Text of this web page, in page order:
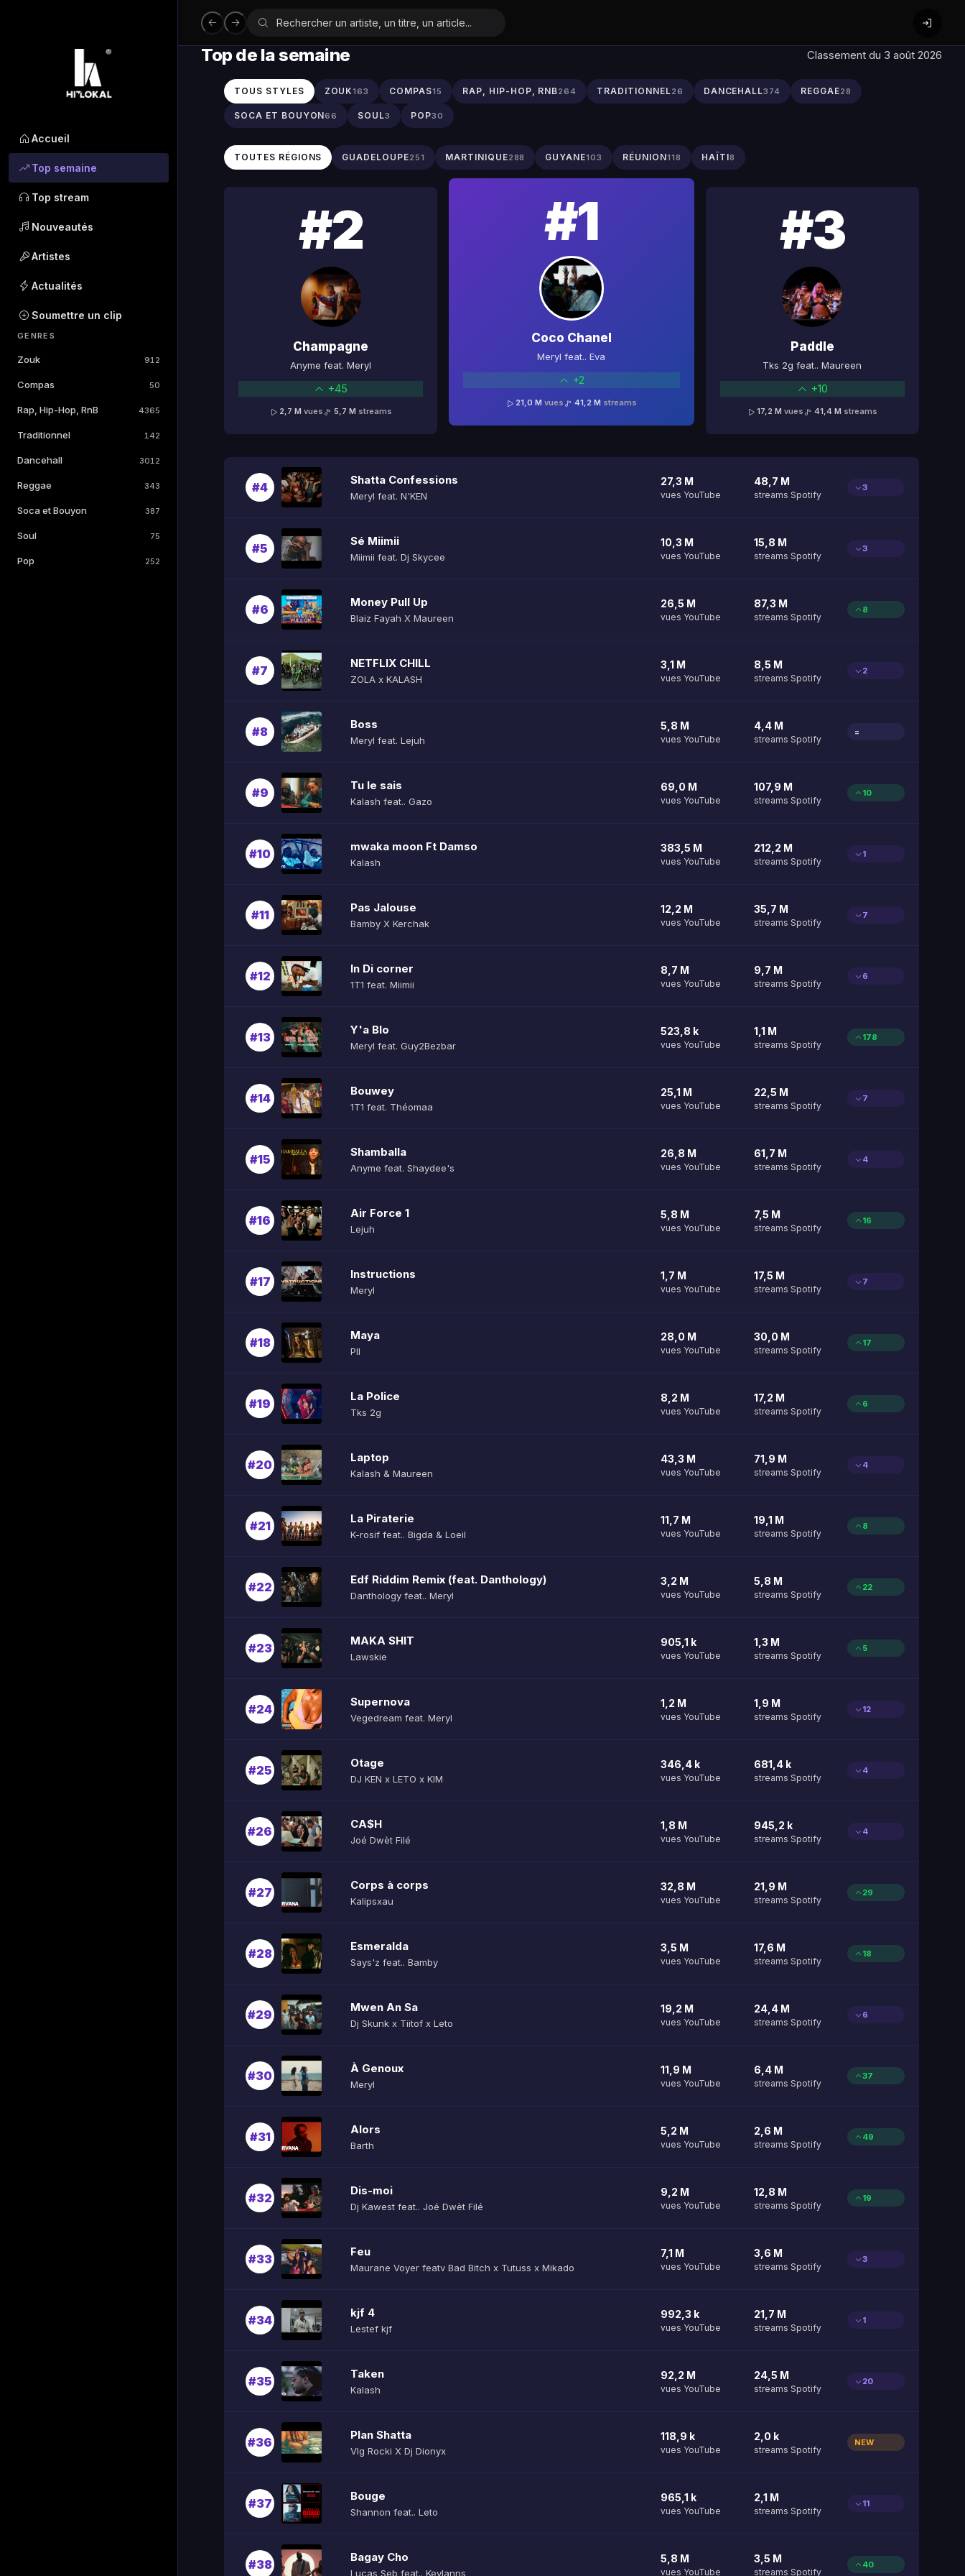
Accueil
Top semaine
Top stream
Nouveautés
Artistes
Actualités
Soumettre un clip
GENRES
Zouk 912
Compas 50
Rap, Hip-Hop, RnB 4365
Traditionnel 142
Dancehall 3012
Reggae 343
Soca et Bouyon 387
Soul 75
Pop 252
Top de la semaine Classement du 3 août 2026
TOUS STYLES ZOUK163 COMPAS15 RAP, HIP-HOP, RNB264 TRADITIONNEL26 DANCEHALL374 REGGAE28
SOCA ET BOUYON66 SOUL3 POP30
TOUTES RÉGIONS GUADELOUPE251 MARTINIQUE288 GUYANE103 RÉUNION118 HAÏTI8
#2
Champagne
Anyme feat. Meryl
+45
2,7 Mvues 5,7 M streams
#1
Coco Chanel
Meryl feat.. Eva
+2
21,0 Mvues 41,2 M streams
#3
Paddle
Tks 2g feat.. Maureen
+10
17,2 Mvues 41,4 M streams
#4
Shatta Confessions
Meryl feat. N'KEN
27,3 M
vues YouTube
48,7 M
streams Spotify
3
#5
Sé Miimii
Miimii feat. Dj Skycee
10,3 M
vues YouTube
15,8 M
streams Spotify
3
#6
Money Pull Up
Blaiz Fayah X Maureen
26,5 M
vues YouTube
87,3 M
streams Spotify
8
#7
NETFLIX CHILL
ZOLA x KALASH
3,1 M
vues YouTube
8,5 M
streams Spotify
2
#8
Boss
Meryl feat. Lejuh
5,8 M
vues YouTube
4,4 M
streams Spotify
=
#9
Tu le sais
Kalash feat.. Gazo
69,0 M
vues YouTube
107,9 M
streams Spotify
10
#10
mwaka moon Ft Damso
Kalash
383,5 M
vues YouTube
212,2 M
streams Spotify
1
#11
Pas Jalouse
Bamby X Kerchak
12,2 M
vues YouTube
35,7 M
streams Spotify
7
#12
In Di corner
1T1 feat. Miimii
8,7 M
vues YouTube
9,7 M
streams Spotify
6
#13
Y'a Blo
Meryl feat. Guy2Bezbar
523,8 k
vues YouTube
1,1 M
streams Spotify
178
#14
Bouwey
1T1 feat. Théomaa
25,1 M
vues YouTube
22,5 M
streams Spotify
7
#15
Shamballa
Anyme feat. Shaydee's
26,8 M
vues YouTube
61,7 M
streams Spotify
4
#16
Air Force 1
Lejuh
5,8 M
vues YouTube
7,5 M
streams Spotify
16
#17
Instructions
Meryl
1,7 M
vues YouTube
17,5 M
streams Spotify
7
#18
Maya
Pll
28,0 M
vues YouTube
30,0 M
streams Spotify
17
#19
La Police
Tks 2g
8,2 M
vues YouTube
17,2 M
streams Spotify
6
#20
Laptop
Kalash & Maureen
43,3 M
vues YouTube
71,9 M
streams Spotify
4
#21
La Piraterie
K-rosif feat.. Bigda & Loeil
11,7 M
vues YouTube
19,1 M
streams Spotify
8
#22
Edf Riddim Remix (feat. Danthology)
Danthology feat.. Meryl
3,2 M
vues YouTube
5,8 M
streams Spotify
22
#23
MAKA SHIT
Lawskie
905,1 k
vues YouTube
1,3 M
streams Spotify
5
#24
Supernova
Vegedream feat. Meryl
1,2 M
vues YouTube
1,9 M
streams Spotify
12
#25
Otage
DJ KEN x LETO x KIM
346,4 k
vues YouTube
681,4 k
streams Spotify
4
#26
CA$H
Joé Dwèt Filé
1,8 M
vues YouTube
945,2 k
streams Spotify
4
#27
Corps à corps
Kalipsxau
32,8 M
vues YouTube
21,9 M
streams Spotify
29
#28
Esmeralda
Says'z feat.. Bamby
3,5 M
vues YouTube
17,6 M
streams Spotify
18
#29
Mwen An Sa
Dj Skunk x Tiitof x Leto
19,2 M
vues YouTube
24,4 M
streams Spotify
6
#30
À Genoux
Meryl
11,9 M
vues YouTube
6,4 M
streams Spotify
37
#31
Alors
Barth
5,2 M
vues YouTube
2,6 M
streams Spotify
49
#32
Dis-moi
Dj Kawest feat.. Joé Dwèt Filé
9,2 M
vues YouTube
12,8 M
streams Spotify
19
#33
Feu
Maurane Voyer featv Bad Bitch x Tutuss x Mikado
7,1 M
vues YouTube
3,6 M
streams Spotify
3
#34
kjf 4
Lestef kjf
992,3 k
vues YouTube
21,7 M
streams Spotify
1
#35
Taken
Kalash
92,2 M
vues YouTube
24,5 M
streams Spotify
20
#36
Plan Shatta
Vlg Rocki X Dj Dionyx
118,9 k
vues YouTube
2,0 k
streams Spotify
NEW
#37
Bouge
Shannon feat.. Leto
965,1 k
vues YouTube
2,1 M
streams Spotify
11
#38
Bagay Cho
Lucas Seb feat.. Keylanns
5,8 M
vues YouTube
3,5 M
streams Spotify
40